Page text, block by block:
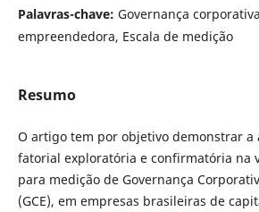
Palavras-chave: Governança
empreendedora, Escala de medição
Resumo
O artigo tem por objetivo demonstrar a
fatorial exploratória e confirmatória na
para medição de Governança
(GCE), em empresas brasileiras de